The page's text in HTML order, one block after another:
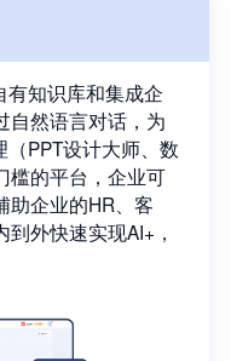
有知识库和集成企
自然语言对话，为
PPT设计大师、数
槛的平台，企业可
助企业的HR、客
外快速实现AI+，